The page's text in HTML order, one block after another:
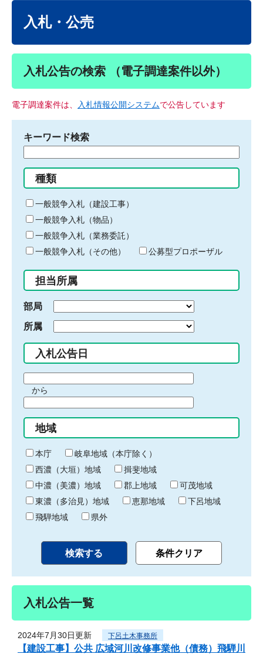
入札・公売
入札公告の検索 （電子調達案件以外）
電子調達案件は、 入札情報公開システムで公告しています
キーワード検索
る
キ
ー
ワ
ー
ド
入
力
種類
一般競争入札（建設工事）
一般競争入札（物品）
一般競争入札（業務委託）
一般競争入札（その他）
公募型プロポーザル
担当所属
部局
所属
入札公告日
間
始
り
から
間
終
わ
り
地域
本庁
岐阜地域（本庁除く）
西濃（大垣）地域
揖斐地域
中濃（美濃）地域
郡上地域
可茂地域
東濃（多治見）地域
恵那地域
下呂地域
飛騨地域
県外
入札公告一覧
2024年7月30日更新 下呂土木事務所
【建設工事】公共 広域河川改修事業他（債務）飛騨川